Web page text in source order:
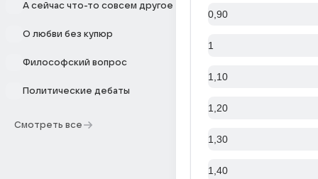
А сейчас что-то совсем другое
О любви без купюр
Философский вопрос
Политические дебаты
Смотреть все
0,90
1
1,10
1,20
1,30
1,40